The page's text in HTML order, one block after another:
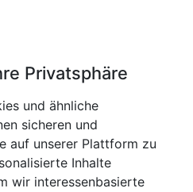
und Stift:
Seckauer Schloss
Tauchen Sie in die reiche
ein und erkunden Sie die
sowie die wunderschöne
Privatsphäre
und ähnliche
sicheren und
auf unserer Plattform zu
Inhalte
wir interessenbasierte